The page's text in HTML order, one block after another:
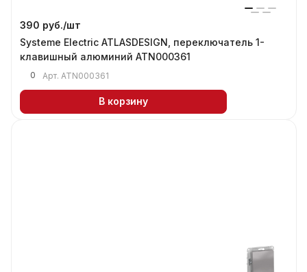
390 руб./шт
Systeme Electric ATLASDESIGN, переключатель 1-
клавишный алюминий ATN000361
0 Арт. ATN000361
В корзину